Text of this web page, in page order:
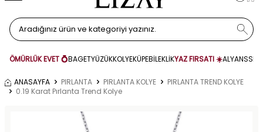
ÖMÜRLÜK EVET 💍BAGETYÜZÜKKOLYEKÜPEBİLEKLİKYAZ FIRSATI ☀️ALYANS
ANASAYFA PIRLANTA PIRLANTA KOLYE
PIRLANTA TREND KOLYE
0.19 Karat Pırlanta Trend Kolye